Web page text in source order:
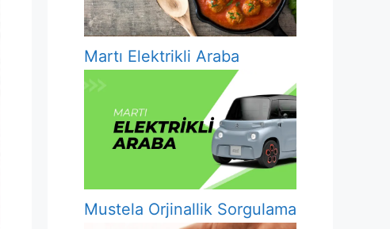
Martı Elektrikli Araba
Mustela Orjinallik Sorgulama